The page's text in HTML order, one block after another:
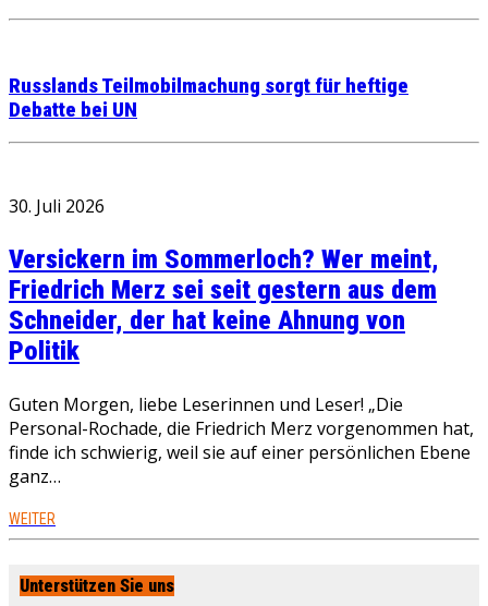
Russlands Teilmobilmachung sorgt für heftige
Debatte bei UN
30. Juli 2026
Versickern im Sommerloch? Wer meint,
Friedrich Merz sei seit gestern aus dem
Schneider, der hat keine Ahnung von
Politik
Guten Morgen, liebe Leserinnen und Leser! „Die
Personal-Rochade, die Friedrich Merz vorgenommen hat,
finde ich schwierig, weil sie auf einer persönlichen Ebene
ganz…
WEITER
Unterstützen Sie uns